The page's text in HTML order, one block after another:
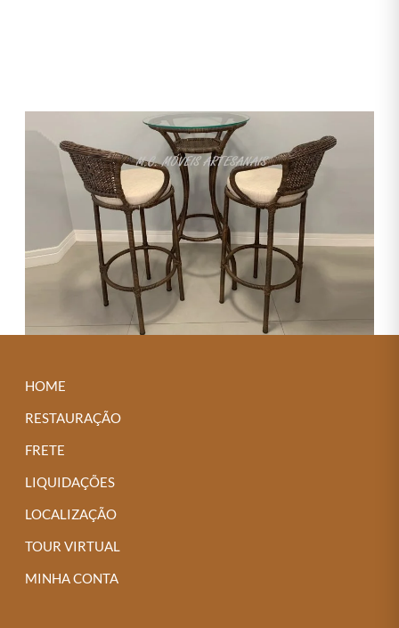
HOME
RESTAURAÇÃO
FRETE
LIQUIDAÇÕES
LOCALIZAÇÃO
TOUR VIRTUAL
MINHA CONTA